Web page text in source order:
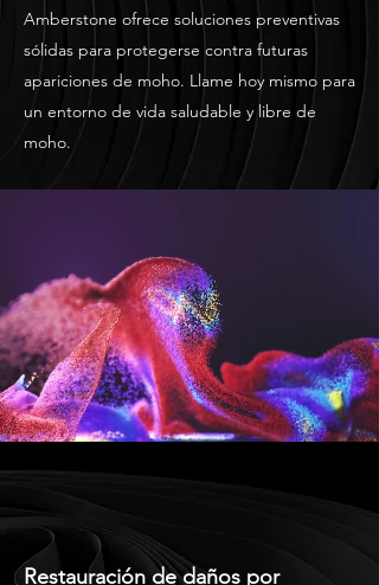
Amberstone ofrece soluciones preventivas
sólidas para protegerse contra futuras
apariciones de moho. Llame hoy mismo para
un entorno de vida saludable y libre de
moho.
Restauración de daños por